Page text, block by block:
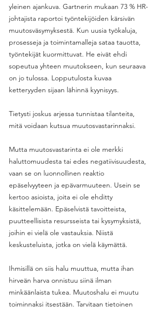
yleinen ajankuva. Gartnerin mukaan 73 % HR-
johtajista raportoi työntekijöiden kärsivän
muutosväsymyksestä. Kun uusia työkaluja,
prosesseja ja toimintamalleja sataa tauotta,
työntekijät kuormittuvat. He eivät ehdi
sopeutua yhteen muutokseen, kun seuraava
on jo tulossa. Lopputulosta kuvaa
ketteryyden sijaan lähinnä kyynisyys.
Tietysti joskus arjessa tunnistaa tilanteita,
mitä voidaan kutsua muutosvastarinnaksi.
Mutta muutosvastarinta ei ole merkki
haluttomuudesta tai edes negatiivisuudesta,
vaan se on luonnollinen reaktio
epäselvyyteen ja epävarmuuteen. Usein se
kertoo asioista, joita ei ole ehditty
käsittelemään. Epäselvistä tavoitteista,
puutteellisista resursseista tai kysymyksistä,
joihin ei vielä ole vastauksia. Niistä
keskusteluista, jotka on vielä käymättä.
Ihmisillä on siis halu muuttua, mutta ihan
hirveän harva onnistuu siinä ilman
minkäänlaista tukea. Muutoshalu ei muutu
toiminnaksi itsestään. Tarvitaan tietoinen